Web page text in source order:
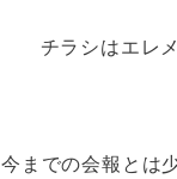
チラシはエレ
今までの会報とは